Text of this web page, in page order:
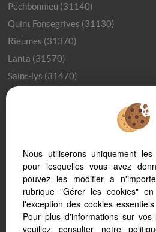
Pechbonnieu (31140)
Quint Fonsegrives (31130)
Rieumes (31370)
Lanta (31570)
Saint-lys (31470)
Dremil-lafage (31280)
Villefranche De Lauragais (31290)
Villes desservies par les transports
Top 10 des villes où habiter autour
Pourquoi vivre autour de Toulouse ?
Vivre à Montauban
Nous utiliserons uniquement
pour lesquelles vous avez
pouvez les modifier à
rubrique "Gérer les cookies"
l'exception des cookies
Pour plus d'informations sur vos
veuillez consulter notre